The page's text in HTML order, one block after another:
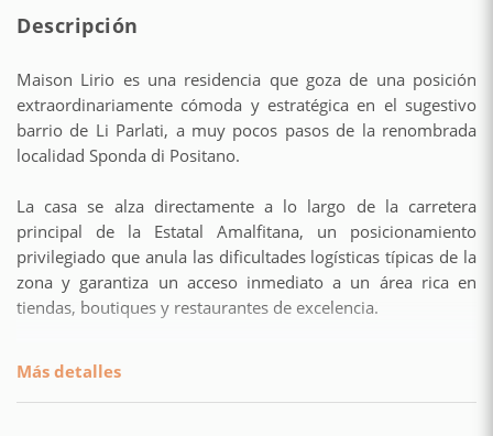
Descripción
Maison Lirio es una residencia que goza de una posición
extraordinariamente cómoda y estratégica en el sugestivo
barrio de Li Parlati, a muy pocos pasos de la renombrada
localidad Sponda di Positano.
La casa se alza directamente a lo largo de la carretera
principal de la Estatal Amalfitana, un posicionamiento
privilegiado que anula las dificultades logísticas típicas de la
zona y garantiza un acceso inmediato a un área rica en
tiendas, boutiques y restaurantes de excelencia.
exterior, caracterizado por una terraza panorámica que
regala una vista maravillosa sobre el azul infinito del mar.
Más detalles